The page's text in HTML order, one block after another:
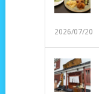
2026/07/20